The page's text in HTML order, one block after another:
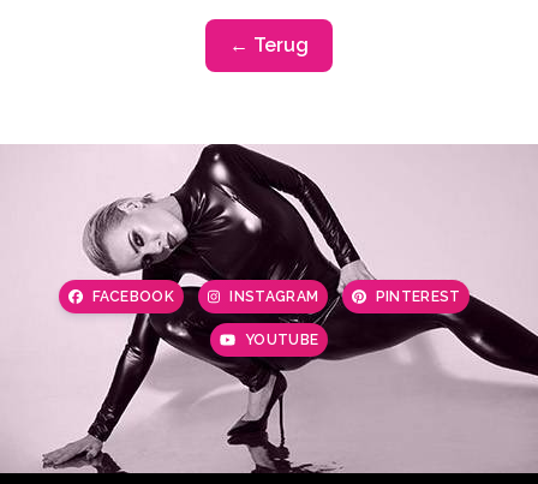
← Terug
FACEBOOK INSTAGRAM PINTEREST
YOUTUBE